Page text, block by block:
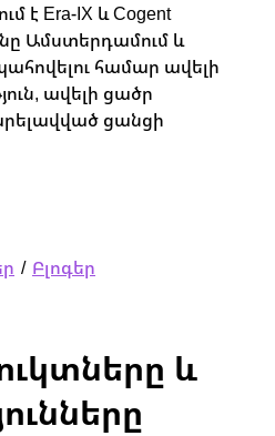
է Era-IX և Cogent
Ամստերդամում և
համար ավելի
ավելի ցածր
ցանցի
/ Բլոգեր
և